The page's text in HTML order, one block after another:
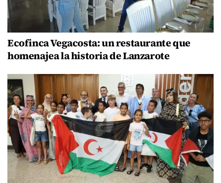
Ecofinca Vegacosta: un restaurante que
homenajea la historia de Lanzarote